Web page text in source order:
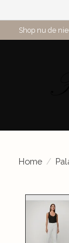
Shop nu de
Home /